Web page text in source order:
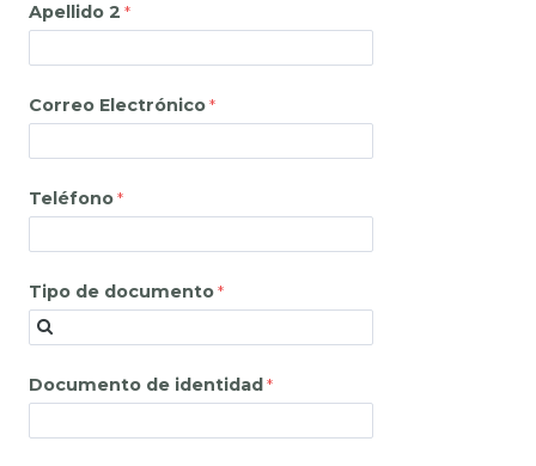
Apellido 2
Correo Electrónico
Teléfono
Tipo de documento
Documento de identidad